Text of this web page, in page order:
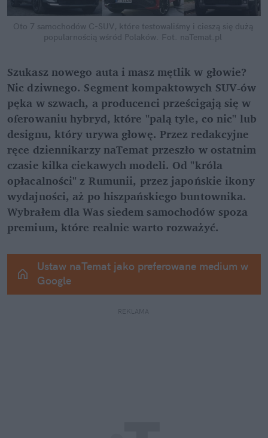
Oto 7 samochodów C-SUV, które testowaliśmy i cieszą się dużą
popularnością wśród Polaków. Fot. naTemat.pl
Szukasz nowego auta i masz mętlik w głowie?
Nic dziwnego. Segment kompaktowych SUV-ów
pęka w szwach, a producenci prześcigają się w
oferowaniu hybryd, które "palą tyle, co nic" lub
designu, który urywa głowę. Przez redakcyjne
ręce dziennikarzy naTemat przeszło w ostatnim
czasie kilka ciekawych modeli. Od "króla
opłacalności" z Rumunii, przez japońskie ikony
wydajności, aż po hiszpańskiego buntownika.
Wybrałem dla Was siedem samochodów spoza
premium, które realnie warto rozważyć.
Ustaw naTemat jako preferowane medium w
Google
REKLAMA